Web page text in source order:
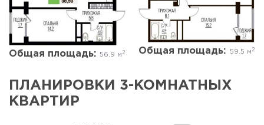
Общая площадь: 56.9 м 2
Да, удалить Отмена
Общая площадь: 59.5 м 2
Да, удалить Отмена
ПЛАНИРОВКИ 3-КОМНАТНЫХ
КВАРТИР